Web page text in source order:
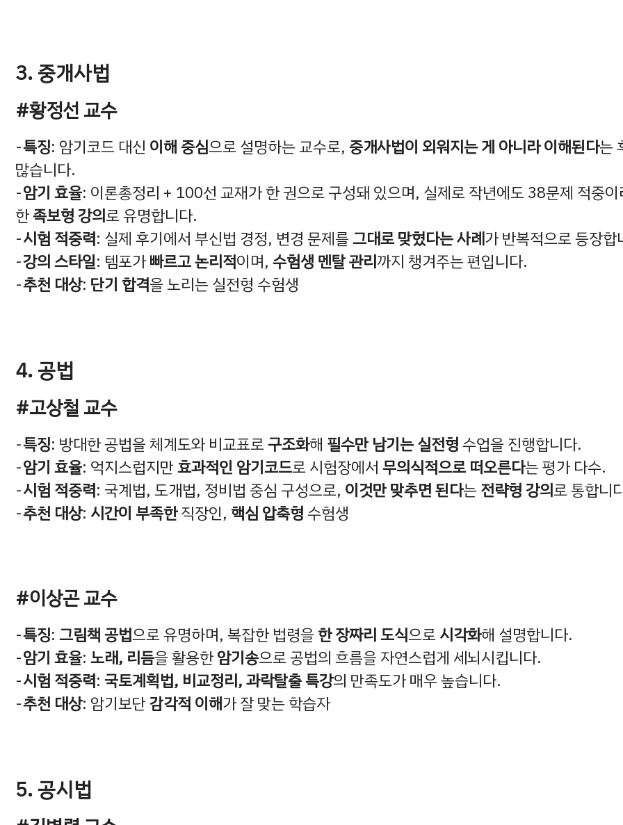
3. 중개사법
#황정선 교수
특징: 암기코드 대신 이해 중심으로 설명하는 교수로, 중개사법이 외워지는 게 아니라 이해된다는
많습니다.
암기 효율: 이론총정리 + 100선 교재가 한 권으로 구성돼 있으며, 실제로 작년에도 38문제 적중
한족보형 강의로 유명합니다.
시험 적중력: 실제 후기에서 부신법 경정, 변경 문제를그대로 맞혔다는 사례가 반복적으로 등장합
강의 스타일: 템포가빠르고 논리적이며, 수험생 멘탈 관리까지 챙겨주는 편입니다.
추천 대상: 단기 합격을 노리는 실전형 수험생
4. 공법
#고상철 교수
특징: 방대한 공법을 체계도와 비교표로구조화해 필수만 남기는 실전형수업을 진행합니다.
암기 효율: 억지스럽지만효과적인 암기코드로 시험장에서 무의식적으로 떠오른다는 평가 다수.
시험 적중력: 국계법, 도개법, 정비법 중심 구성으로, 이것만 맞추면 된다는전략형 강의로 통합니
추천 대상: 시간이 부족한직장인, 핵심 압축형수험생
#이상곤 교수
특징: 그림책 공법으로 유명하며, 복잡한 법령을한 장짜리 도식으로시각화해 설명합니다.
암기 효율: 노래, 리듬을 활용한암기송으로 공법의 흐름을 자연스럽게 세뇌시킵니다.
시험 적중력: 국토계획법, 비교정리, 과락탈출 특강의 만족도가 매우 높습니다.
추천 대상: 암기보단감각적 이해가 잘 맞는 학습자
5. 공시법